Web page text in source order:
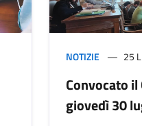
NOTIZIE 25
Convocato
giovedì 30